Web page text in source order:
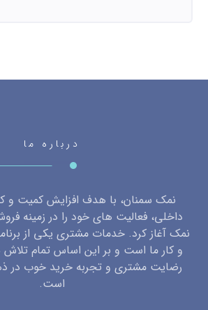
درباره ما
نمک سمنان، با هدف افزایش کمیت و
داخلی، فعالیت های خود را در زمینه
نمک آغاز کرد. خدمات مشتری یکی از
و کار ما است و بر این اساس تمام
رضایت مشتری و تجربه خرید خوب در
است.